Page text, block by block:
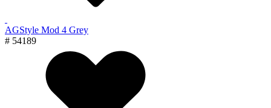
AGStyle Mod 4 Grey
# 54189